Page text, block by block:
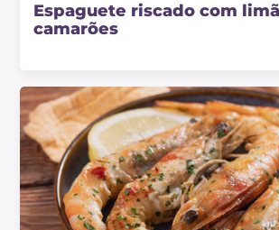
Espaguete riscado com
camarões